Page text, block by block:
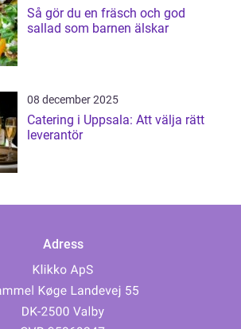
Så gör du en fräsch och god
sallad som barnen älskar
08 december 2025
Catering i Uppsala: Att välja rätt
leverantör
Adress